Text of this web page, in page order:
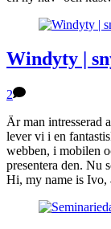
Windyty |
2
Är man intresserad
lever vi i en
webben, i mobilen
presentera den. Nu
Hi, my name is